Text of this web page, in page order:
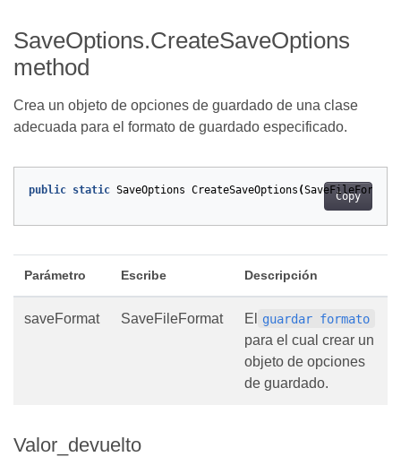
SaveOptions.CreateSaveOptions
method
Crea un objeto de opciones de guardado de una clase
adecuada para el formato de guardado especificado.
Copy
public static SaveOptions CreateSaveOptions (SaveFileFormat
Parámetro Escribe Descripción
saveFormat SaveFileFormat El guardar formato
para el cual crear un
objeto de opciones
de guardado.
Valor_devuelto